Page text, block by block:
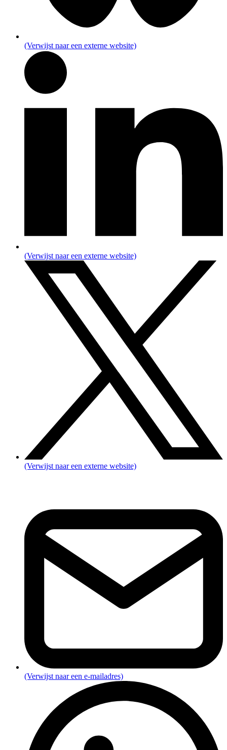
(Verwijst naar een externe website)
(Verwijst naar een externe website)
(Verwijst naar een externe website)
(Verwijst naar een e-mailadres)